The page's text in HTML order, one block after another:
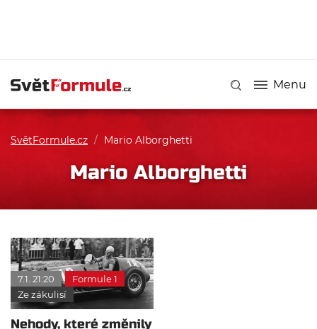
Menu
SvětFormule.cz / Mario Alborghetti
Mario Alborghetti
7.1. 21:20
Formule 1
Ze zákulisí
Nehody, které změnily